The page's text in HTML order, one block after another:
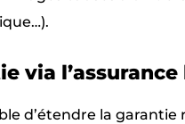
via
d’étendre la